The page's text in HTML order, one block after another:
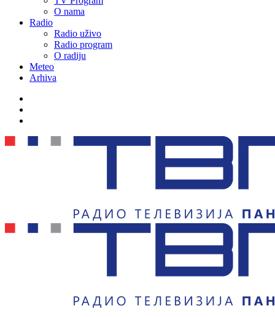
O nama
Radio
Radio uživo
Radio program
O radiju
Meteo
Arhiva